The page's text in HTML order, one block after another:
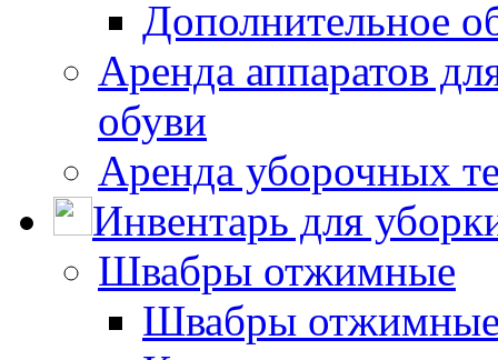
Дополнительное
Аренда аппаратов
обуви
Аренда уборочных
Инвентарь для
Швабры отжимные
Швабры